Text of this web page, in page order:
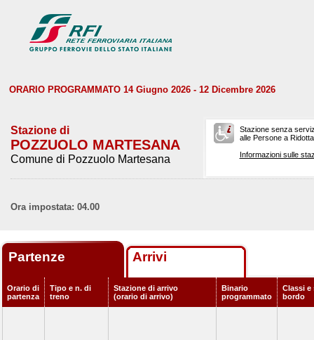
ORARIO PROGRAMMATO 14 Giugno 2026 - 12 Dicembre 2026
Stazione di
POZZUOLO MARTESANA
Comune di Pozzuolo Martesana
Stazione senza
alle Persone a
Informazioni sulle
Ora impostata: 04.00
Partenze Arrivi
Orario di
partenza
Tipo e n. di
treno
Stazione di arrivo
(orario di arrivo)
Binario
programmato
Classi e
bordo